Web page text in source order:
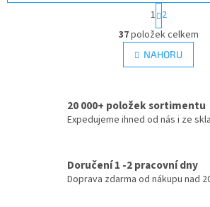
O
v
l
á
c
í
v
k
S
t
r
á
n
k
á
n
1 2
37položek celkem
NAHORU
20 000+ položek sortimentu
Expedujeme ihned od nás i ze
Doručení 1 -2 pracovní dny
Doprava zdarma od nákupu nad